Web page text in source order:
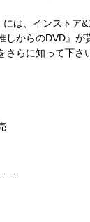
は、インストア
からのDVD』が
らに知って下さ